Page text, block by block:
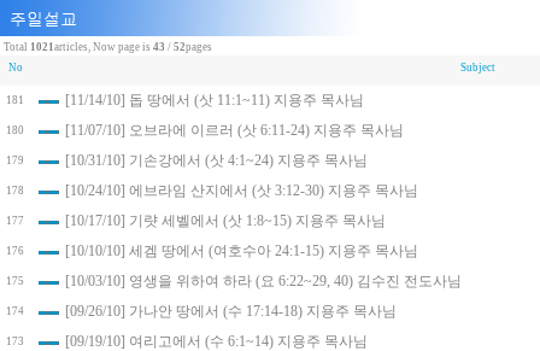
Total 1021articles, Now page is 43 / 52pages
No
Subject
181 [11/14/10] 돕 땅에서 (삿 11:1~11) 지용주 목사님
180 [11/07/10] 오브라에 이르러 (삿 6:11-24) 지용주 목사님
179 [10/31/10] 기손강에서 (삿 4:1~24) 지용주 목사님
178 [10/24/10] 에브라임 산지에서 (삿 3:12-30) 지용주 목사님
177 [10/17/10] 기럇 세벨에서 (삿 1:8~15) 지용주 목사님
176 [10/10/10] 세겜 땅에서 (여호수아 24:1-15) 지용주 목사님
175 [10/03/10] 영생을 위하여 하라 (요 6:22~29, 40) 김수진 전도사님
174 [09/26/10] 가나안 땅에서 (수 17:14-18) 지용주 목사님
173 [09/19/10] 여리고에서 (수 6:1~14) 지용주 목사님